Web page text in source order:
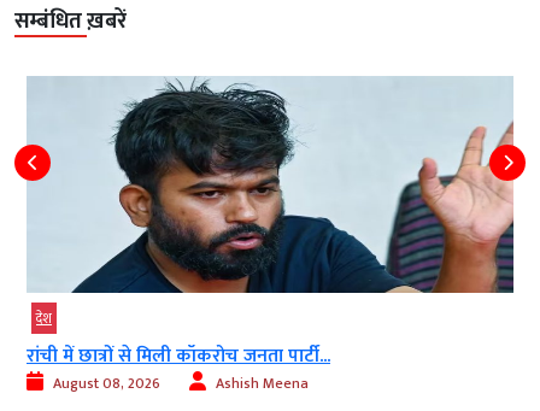
सम्बंधित ख़बरें
देश
रांची में छात्रों से मिली कॉकरोच जनता पार्टी...
August 08, 2026 Ashish Meena